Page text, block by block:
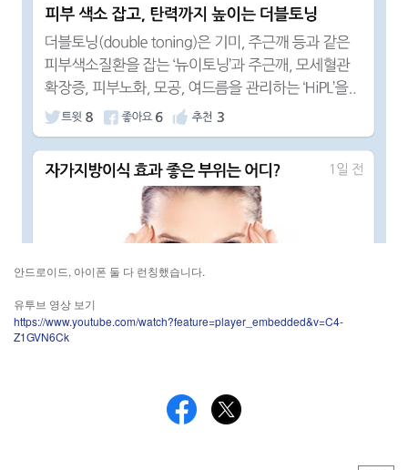
안드로이드, 아이폰 둘 다 런칭했습니다.
유투브 영상 보기
https://www.youtube.com/watch?feature=player_embedded&v=C4-
Z1GVN6Ck